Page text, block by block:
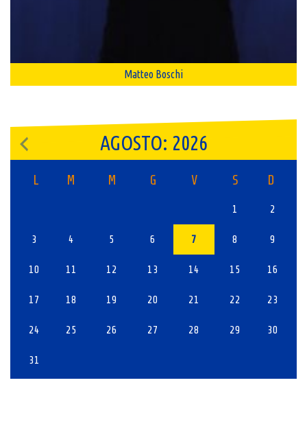
Matteo Boschi
AGOSTO: 2026
L M M G V S D
1 2
3 4 5 6 7 8 9
10 11 12 13 14 15 16
17 18 19 20 21 22 23
24 25 26 27 28 29 30
31